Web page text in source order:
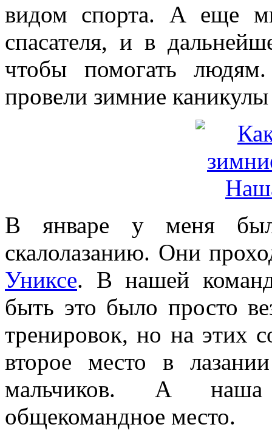
видом спорта. А еще
спасателя, и в
чтобы помогать
провели зимние каникулы
В январе у меня
скалолазанию. Они
Униксе. В нашей
быть это было просто
тренировок, но на этих
второе место в
мальчиков. А наша
общекомандное место.